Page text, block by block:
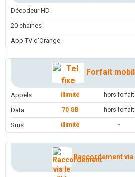
Décodeur HD
20 chaînes
App TV d'Orange
Forfait
Appels illimité hors forfait
Data
70 GB hors forfait
Sms
illimité -
Raccordement via